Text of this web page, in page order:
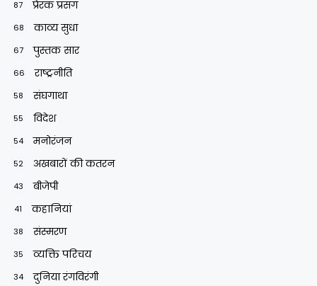
87 प्रेरक प्रसंग
68 काव्य सुधा
67 पुस्तक सार
66 राष्ट्रनीति
58 संघगाथा
55 विदेश
54 मनोरंजन
52 अखबारों की कतरन
43 बीजेपी
41 कहानियां
38 संस्मरण
35 व्यक्ति परिचय
34 दुनिया रंगविरंगी